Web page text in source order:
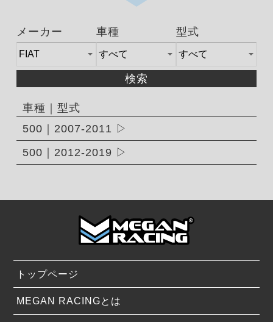
メーカー 車種 型式
検索
車種｜型式
500｜2007-2011
500｜2012-2019
トップページ
MEGAN RACINGとは